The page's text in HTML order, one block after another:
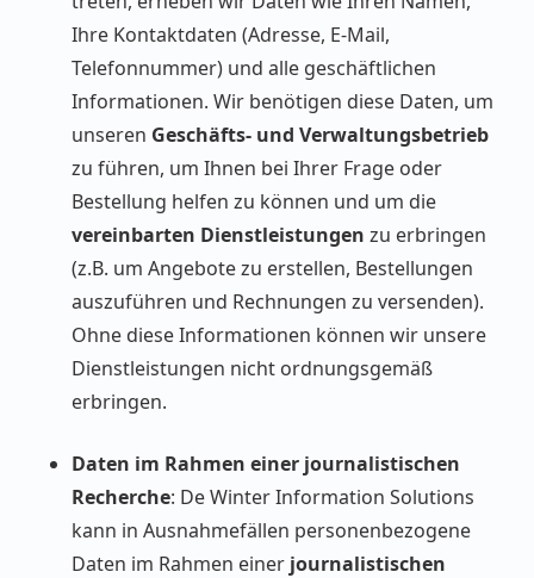
Ihre Kontaktdaten (Adresse, E-Mail,
Telefonnummer) und alle geschäftlichen
Informationen. Wir benötigen diese Daten, um
unseren Geschäfts- und Verwaltungsbetrieb
zu führen, um Ihnen bei Ihrer Frage oder
Bestellung helfen zu können und um die
vereinbarten Dienstleistungen zu erbringen
(z.B. um Angebote zu erstellen, Bestellungen
auszuführen und Rechnungen zu versenden).
Ohne diese Informationen können wir unsere
Dienstleistungen nicht ordnungsgemäß
erbringen.
Daten im Rahmen einer journalistischen
Recherche: De Winter Information Solutions
kann in Ausnahmefällen personenbezogene
Daten im Rahmen einer journalistischen